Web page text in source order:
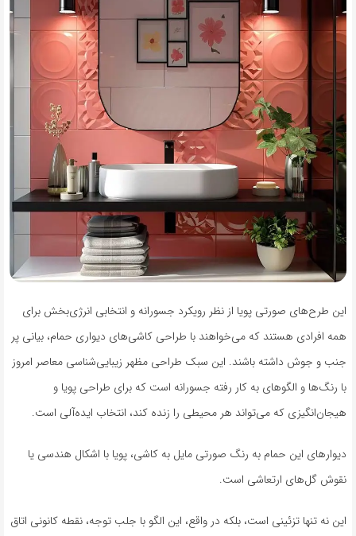
این طرح‌های صورتی پویا از نظر رویکرد جسورانه و انتخابی انرژی‌بخش برای
همه افرادی هستند که می‌خواهند با طراحی کاشی‌های دیواری حمام، بیانی پر
جنب و جوش داشته باشند. این سبک طراحی مظهر زیبایی‌شناسی معاصر امروز
با رنگ‌ها و الگوهای به کار رفته جسورانه است که برای طراحی پویا و
هیجان‌انگیزی که می‌تواند هر محیطی را زنده کند، انتخاب ایده‌آلی است.
دیوارهای این حمام به رنگ صورتی مایل به کاشی، پویا با اشکال هندسی یا
نقوش گل‌های ارتعاشی است.
این نه تنها تزئینی است، بلکه در واقع، این الگو با جلب توجه، نقطه کانونی اتاق